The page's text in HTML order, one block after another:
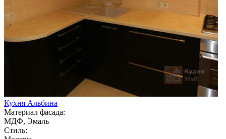
Кухня Альбина
Материал фасада:
МДФ, Эмаль
Стиль: